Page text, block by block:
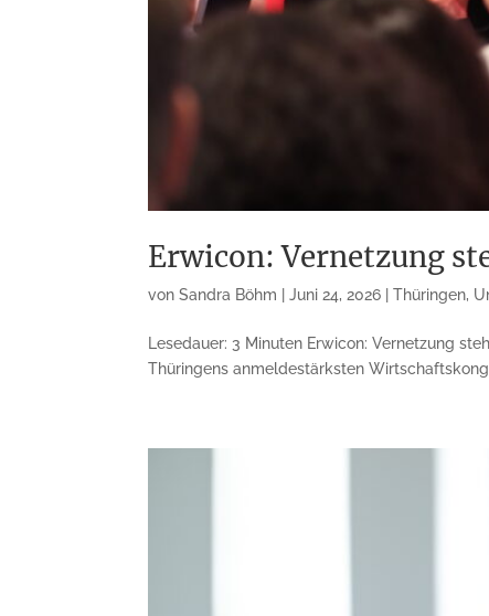
Erwicon: Vernetzung
vonSandra Böhm |Juni 24, 2026 |Thüringen,
Lesedauer: 3 Minuten Erwicon: Vernetzung
Thüringens anmeldestärksten